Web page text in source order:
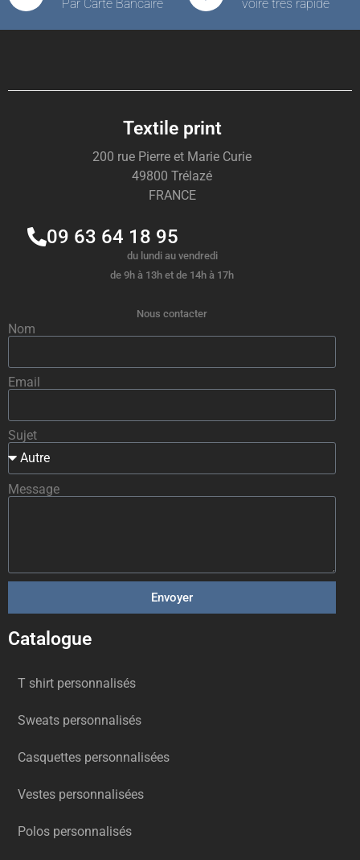
Par Carte Bancaire
voire très rapide
Textile print
200 rue Pierre et Marie Curie
49800 Trélazé
FRANCE
09 63 64 18 95
du lundi au vendredi
de 9h à 13h et de 14h à 17h
Nous contacter
Nom
Email
Sujet
Message
Envoyer
Catalogue
T shirt personnalisés
Sweats personnalisés
Casquettes personnalisées
Vestes personnalisées
Polos personnalisés